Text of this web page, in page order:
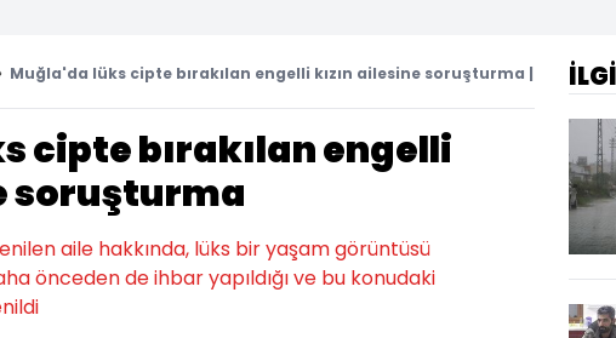
Muğla'da lüks cipte bırakılan engelli kızın ailesine soruşturma |
cipte bırakılan engelli
soruşturma
aile hakkında, lüks bir yaşam görüntüsü
önceden de ihbar yapıldığı ve bu konudaki